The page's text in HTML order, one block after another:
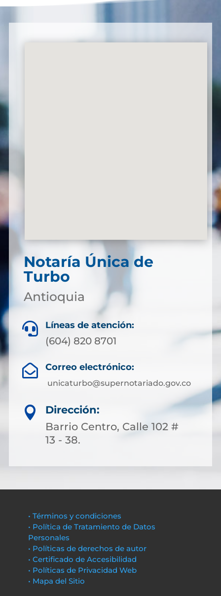
Notaría Única de
Turbo
Antioquia
 Líneas de atención:
(604) 820 8701
 Correo electrónico:
unicaturbo@supernotariado.gov.co

Dirección:
Barrio Centro, Calle 102 #
13 - 38.
• Términos y condiciones
• Política de Tratamiento de Datos
Personales
• Políticas de derechos de autor
• Certificado de Accesibilidad
• Políticas de Privacidad Web
• Mapa del Sitio